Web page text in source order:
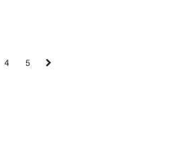
4 5